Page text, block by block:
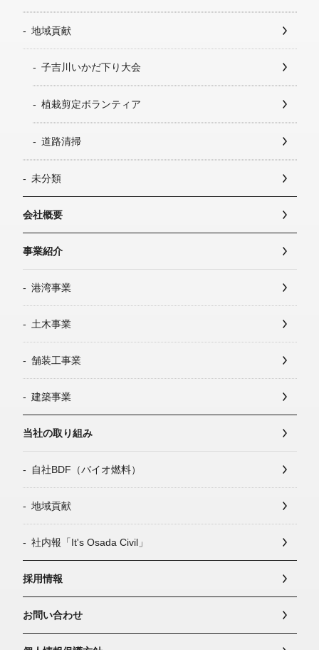
地域貢献
子吉川いかだ下り大会
植栽剪定ボランティア
道路清掃
未分類
会社概要
事業紹介
港湾事業
土木事業
舗装工事業
建築事業
当社の取り組み
自社BDF（バイオ燃料）
地域貢献
社内報「It's Osada Civil」
採用情報
お問い合わせ